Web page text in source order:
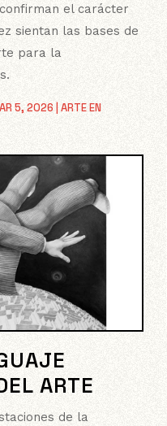
5, 2026 |ARTE EN
el carácter
sientan las bases de
para la
ARTE
de la